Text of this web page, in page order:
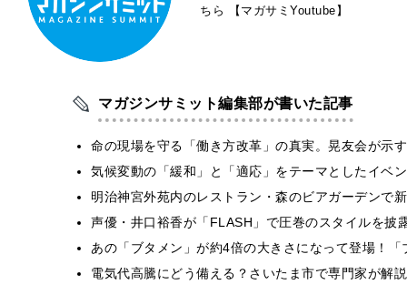
ちら
【マガサミYoutube】
マガジンサミット編集部が書いた記事
命の現場を守る「働き方改革」の真実。晃友会が示
気候変動の「緩和」と「適応」をテーマとしたイベ
明治神宮外苑内のレストラン・森のビアガーデンで
声優・井口裕香が「FLASH」で圧巻のスタイルを
あの「ブタメン」が約4倍の大きさになって登場！
電気代高騰にどう備える？さいたま市で専門家が解